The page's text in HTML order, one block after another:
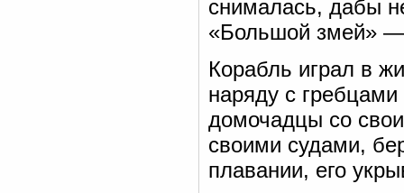
снималась, дабы
«Большой змей» —
Корабль играл в
наряду с
домочадцы со
своими судами,
плавании, его